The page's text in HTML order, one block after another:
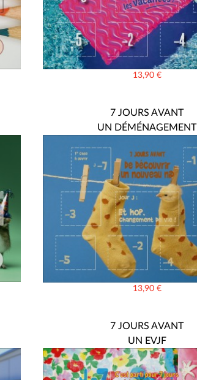
13,90 €
7 JOURS AVANT
UN DÉMÉNAGEMENT
13,90 €
7 JOURS AVANT
UN EVJF